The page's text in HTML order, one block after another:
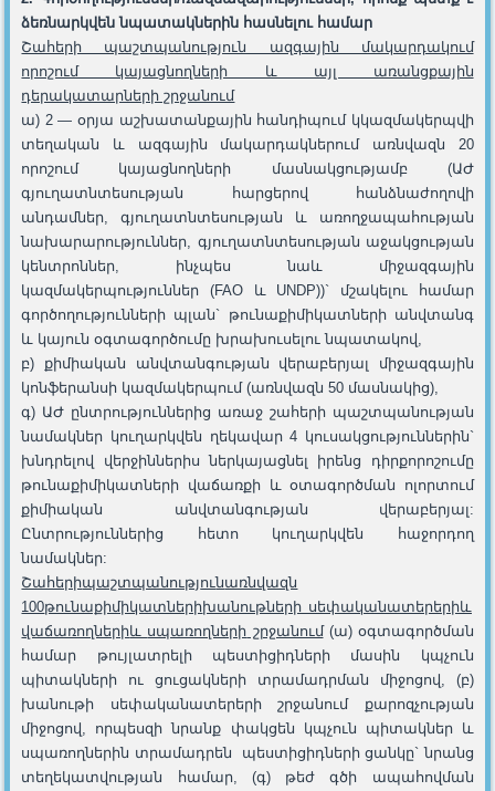
ձեռնարկվեն նպատակներին հասնելու համար
Շահերի պաշտպանություն ազգային մակարդակում
որոշում կայացնողների և այլ առանցքային
դերակատարների շրջանում
ա) 2 — օրյա աշխատանքային հանդիպում կկազմակերպվի
տեղական և ազգային մակարդակներում առնվազն 20
որոշում կայացնողների մասնակցությամբ (ԱԺ
գյուղատնտեսության հարցերով հանձնաժողովի
անդամներ, գյուղատնտեսության և առողջապահության
նախարարություններ, գյուղատնտեսության աջակցության
կենտրոններ, ինչպես նաև միջազգային
կազմակերպություններ (FAO և UNDP))` մշակելու համար
գործողությունների պլան` թունաքիմիկատների անվտանգ
և կայուն օգտագործումը խրախուսելու նպատակով,
բ) քիմիական անվտանգության վերաբերյալ միջազգային
կոնֆերանսի կազմակերպում (առնվազն 50 մասնակից),
գ) ԱԺ ընտրություններից առաջ շահերի պաշտպանության
նամակներ կուղարկվեն ղեկավար 4 կուսակցություններին`
խնդրելով վերջիններիս ներկայացնել իրենց դիրքորոշումը
թունաքիմիկատների վաճառքի և օտագործման ոլորտում
քիմիական անվտանգության վերաբերյալ:
Ընտրություններից հետո կուղարկվեն հաջորդող
նամակներ:
Շահերիպաշտպանությունառնվազն
100թունաքիմիկատներիխանութների սեփականատերերիև
վաճառողներիև սպառողների շրջանում(ա) օգտագործման
համար թույլատրելի պեստիցիդների մասին կպչուն
պիտակների ու ցուցակների տրամադրման միջոցով, (բ)
խանութի սեփականատերերի շրջանում քարոզչության
միջոցով, որպեսզի նրանք փակցեն կպչուն պիտակներ և
սպառողներին տրամադրեն պեստիցիդների ցանկը` նրանց
տեղեկատվության համար, (գ) թեժ գծի ապահովման